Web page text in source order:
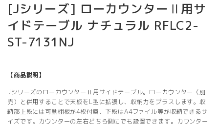
[Jシリーズ] ローカウンターⅡ用サ
イドテーブル ナチュラル RFLC2-
ST-7131NJ
【商品説明】
JシリーズのローカウンターⅡ用サイドテーブル。ローカウンター（別
売）と併用することで天板をL型に拡張し、収納力をプラスします。収
納部上段には可動棚板が4枚付属、下段はA4ファイル等が収納できるサ
イズです。カウンターの左右どちら側にでも設置できます。カウンター